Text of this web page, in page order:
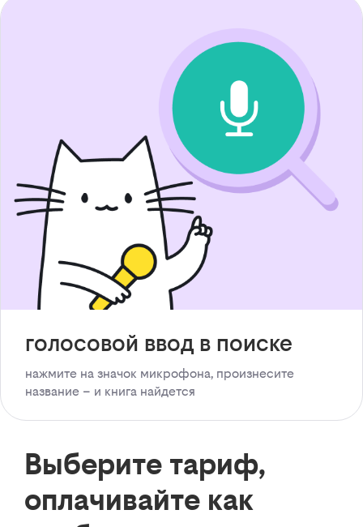
голосовой ввод в поиске
нажмите на значок микрофона, произнесите
название – и книга найдется
Выберите тариф,
оплачивайте как